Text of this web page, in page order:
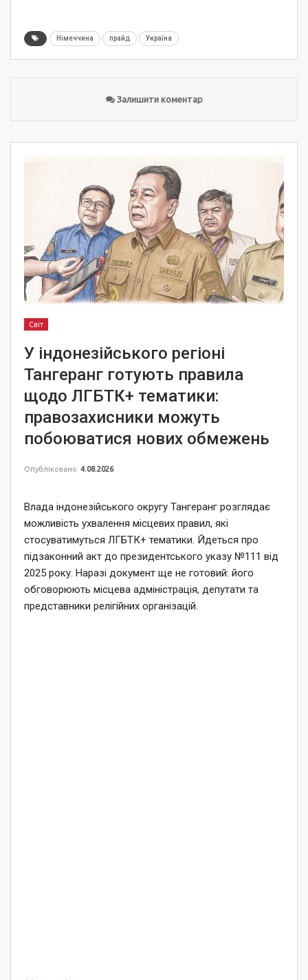
Німеччина прайд Україна
Залишити коментар
Світ
У індонезійського регіоні
Тангеранг готують правила
щодо ЛГБТК+ тематики:
правозахисники можуть
побоюватися нових обмежень
Опубліковано 4.08.2026
Влада індонезійського округу Тангеранг розглядає
можливість ухвалення місцевих правил, які
стосуватимуться ЛГБТК+ тематики. Йдеться про
підзаконний акт до президентського указу №111 від
2025 року. Наразі документ ще не готовий: його
обговорюють місцева адміністрація, депутати та
представники релігійних організацій.